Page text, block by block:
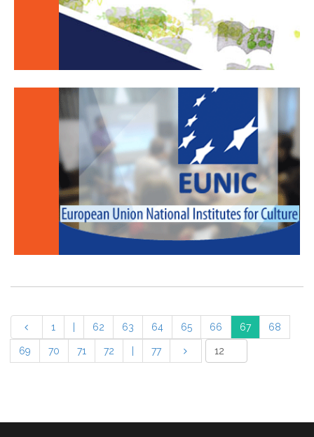
1 62 63 64 65 66 67 68
69 70 71 72 77